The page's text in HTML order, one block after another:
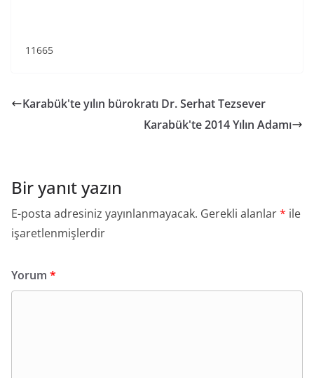
11665
Karabük'te yılın bürokratı Dr. Serhat Tezsever
Karabük'te 2014 Yılın Adamı
Bir yanıt yazın
E-posta adresiniz yayınlanmayacak. Gerekli alanlar* ile
işaretlenmişlerdir
Yorum *